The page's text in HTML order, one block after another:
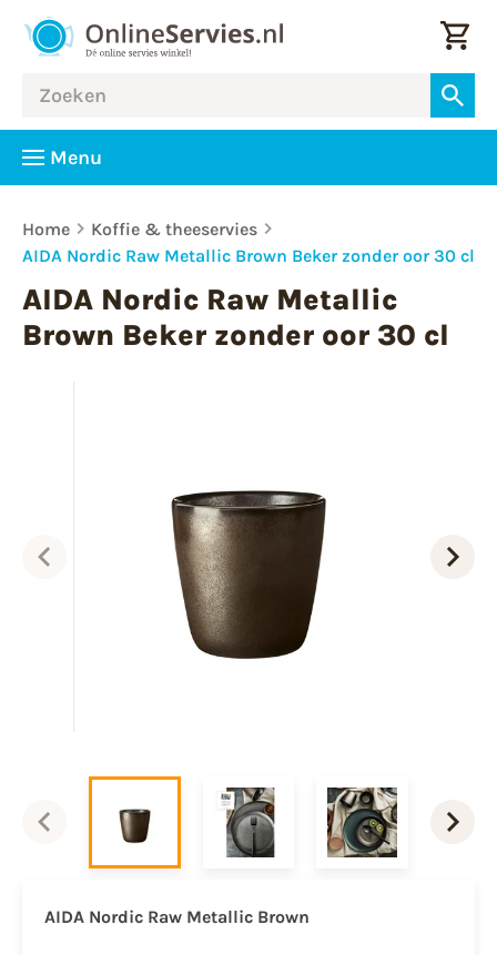
Menu
Home
Koffie & theeservies
AIDA Nordic Raw Metallic Brown Beker zonder oor 30 cl
AIDA Nordic Raw Metallic
Brown Beker zonder oor 30 cl
AIDA Nordic Raw Metallic Brown